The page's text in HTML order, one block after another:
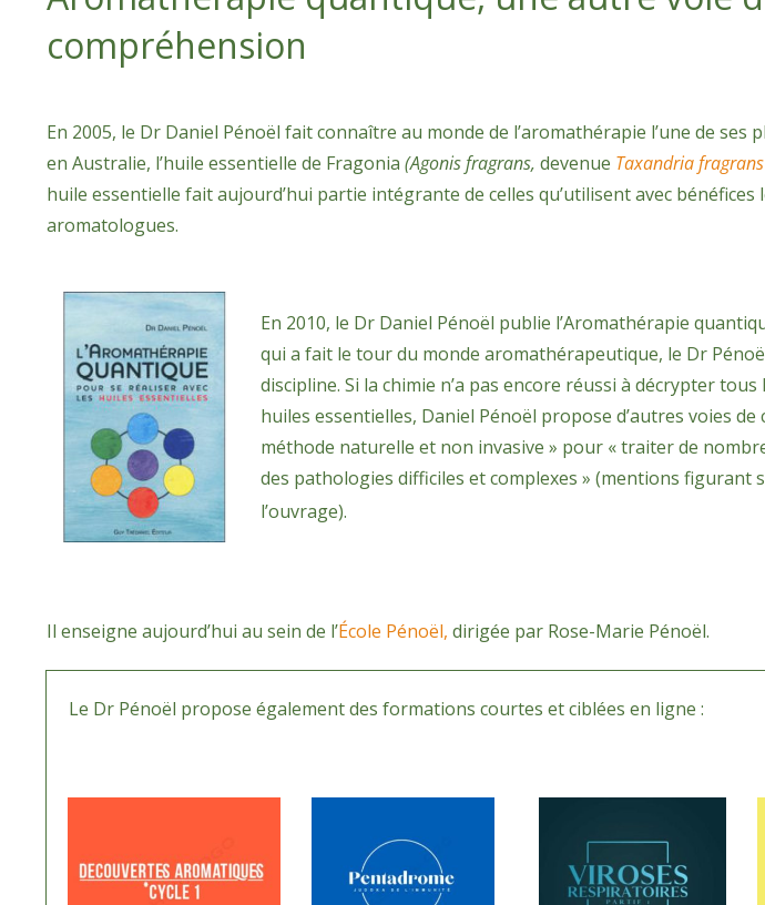
compréhension
En 2005, le Dr Daniel Pénoël fait connaître au monde de l’aromathérapie l’une de ses
en Australie, l’huile essentielle de Fragonia (Agonis fragrans, devenue Taxandria fragrans
huile essentielle fait aujourd’hui partie intégrante de celles qu’utilisent avec
aromatologues.
En 2010, le Dr Daniel Pénoël publie l’Aromathérapie
qui a fait le tour du monde aromathérapeutique, le Dr
discipline. Si la chimie n’a pas encore réussi à décrypter tous
huiles essentielles, Daniel Pénoël propose d’autres voies
méthode naturelle et non invasive » pour « traiter de
des pathologies difficiles et complexes » (mentions figurant
l’ouvrage).
Il enseigne aujourd’hui au sein de l’École Pénoël, dirigée par Rose-Marie Pénoël.
Le Dr Pénoël propose également des formations courtes et ciblées en ligne :